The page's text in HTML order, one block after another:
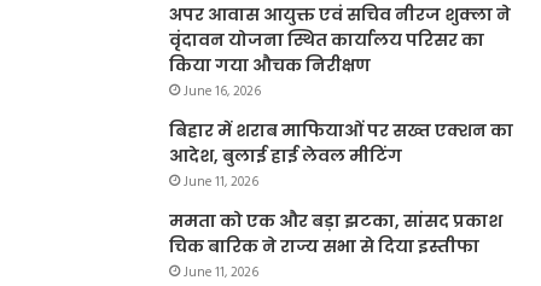
अपर आवास आयुक्त एवं सचिव नीरज शुक्ला ने
वृंदावन योजना स्थित कार्यालय परिसर का
किया गया औचक निरीक्षण
June 16, 2026
बिहार में शराब माफियाओं पर सख्त एक्शन का
आदेश, बुलाई हाई लेवल मीटिंग
June 11, 2026
ममता को एक और बड़ा झटका, सांसद प्रकाश
चिक बारिक ने राज्य सभा से दिया इस्तीफा
June 11, 2026